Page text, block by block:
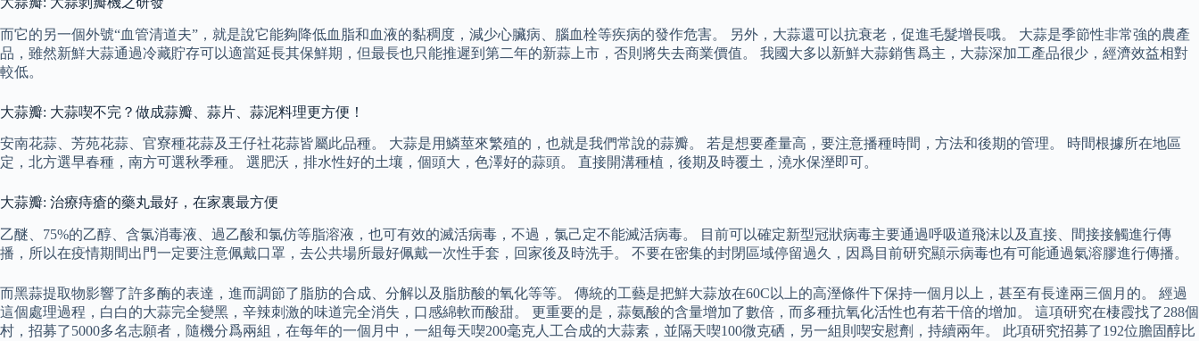
而它的另一個外號“血管清道夫”，就是說它能夠降低血脂和血液的黏稠度，減少心臟病、腦血栓等疾病的發作危害。 另外，大蒜還可以抗衰老，促進毛髮增長哦。 大蒜是季節性非常強的農產
品，雖然新鮮大蒜通過冷藏貯存可以適當延長其保鮮期，但最長也只能推遲到第二年的新蒜上市，否則將失去商業價值。 我國大多以新鮮大蒜銷售爲主，大蒜深加工產品很少，經濟效益相對
較低。
大蒜瓣: 大蒜喫不完？做成蒜瓣、蒜片、蒜泥料理更方便！
安南花蒜、芳苑花蒜、官寮種花蒜及王仔社花蒜皆屬此品種。 大蒜是用鱗莖來繁殖的，也就是我們常說的蒜瓣。 若是想要產量高，要注意播種時間，方法和後期的管理。 時間根據所在地區
定，北方選早春種，南方可選秋季種。 選肥沃，排水性好的土壤，個頭大，色澤好的蒜頭。 直接開溝種植，後期及時覆土，澆水保溼即可。
大蒜瓣: 治療痔瘡的藥丸最好，在家裏最方便
乙醚、75%的乙醇、含氯消毒液、過乙酸和氯仿等脂溶液，也可有效的滅活病毒，不過，氯己定不能滅活病毒。 目前可以確定新型冠狀病毒主要通過呼吸道飛沫以及直接、間接接觸進行傳
播，所以在疫情期間出門一定要注意佩戴口罩，去公共場所最好佩戴一次性手套，回家後及時洗手。 不要在密集的封閉區域停留過久，因爲目前研究顯示病毒也有可能通過氣溶膠進行傳播。
而黑蒜提取物影響了許多酶的表達，進而調節了脂肪的合成、分解以及脂肪酸的氧化等等。 傳統的工藝是把鮮大蒜放在60C以上的高溼條件下保持一個月以上，甚至有長達兩三個月的。 經過
這個處理過程，白白的大蒜完全變黑，辛辣刺激的味道完全消失，口感綿軟而酸甜。 更重要的是，蒜氨酸的含量增加了數倍，而多種抗氧化活性也有若干倍的增加。 這項研究在棲霞找了288個
村，招募了5000多名志願者，隨機分爲兩組，在每年的一個月中，一組每天喫200毫克人工合成的大蒜素，並隔天喫100微克硒，另一組則喫安慰劑，持續兩年。 此項研究招募了192位膽固醇比